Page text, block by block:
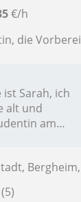
€/h
für Musikuni/konservatorien anbietet.
ist Sarah, ich
alt und
am
Bergheim, Hallwang
(5)